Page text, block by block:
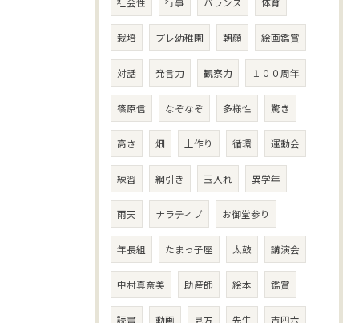
栽培 プレ幼稚園 朝顔 絵画鑑賞
対話 発言力 観察力 １００周年
篠原信 なぞなぞ 多様性 驚き
高さ 畑 土作り 循環 運動会
練習 綱引き 玉入れ 異学年
雨天 ナラティブ お御堂参り
年長組 たまっ子座 太鼓 講演会
中村真奈美 助産師 絵本 鑑賞
読書 動画 見方 先生 吉四六